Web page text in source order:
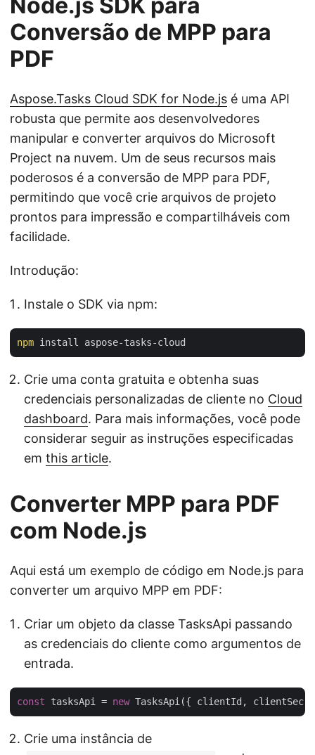
Conversão de MPP para
PDF
Aspose.Tasks Cloud SDK for Node.js é uma API
robusta que permite aos desenvolvedores
manipular e converter arquivos do Microsoft
Project na nuvem. Um de seus recursos mais
poderosos é a conversão de MPP para PDF,
permitindo que você crie arquivos de projeto
prontos para impressão e compartilháveis com
facilidade.
Introdução:
Instale o SDK via npm:
npm
Crie uma conta gratuita e obtenha suas
credenciais personalizadas de cliente no Cloud
dashboard. Para mais informações, você pode
considerar seguir as instruções especificadas
em this article.
Converter MPP para PDF
com Node.js
Aqui está um exemplo de código em Node.js para
converter um arquivo MPP em PDF:
Criar um objeto da classe TasksApi passando
as credenciais do cliente como argumentos de
entrada.
const tasksApi = new
Crie uma instância de